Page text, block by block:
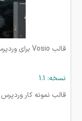
قالب Vosio برای وردپرس
نسخه: 1.1
قالب نمونه کار وردپرس